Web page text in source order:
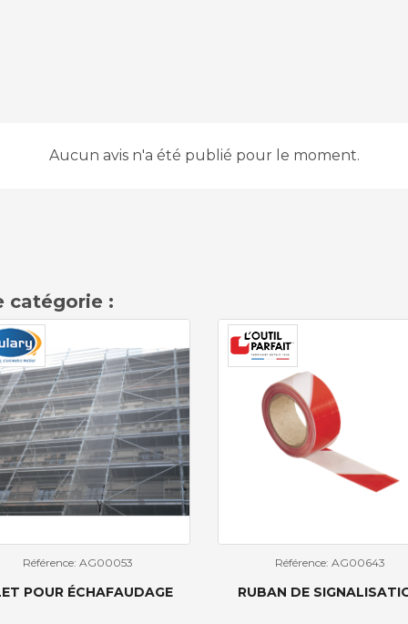
Aucun avis n'a été publié pour le moment.
catégorie :
Référence: AG00053
POUR ÉCHAFAUDAGE
Référence: AG00643
RUBAN DE